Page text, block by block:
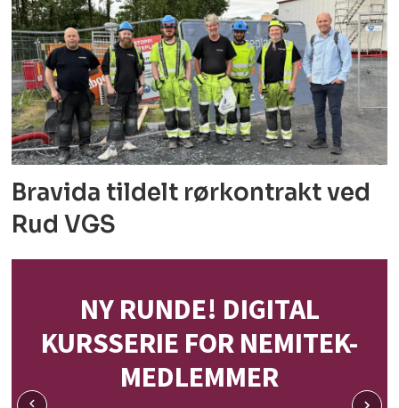
Bravida tildelt rørkontrakt ved
Rud VGS
NY RUNDE! DIGITAL
KURSSERIE FOR NEMITEK-
MEDLEMMER